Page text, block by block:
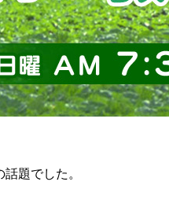
題でした。